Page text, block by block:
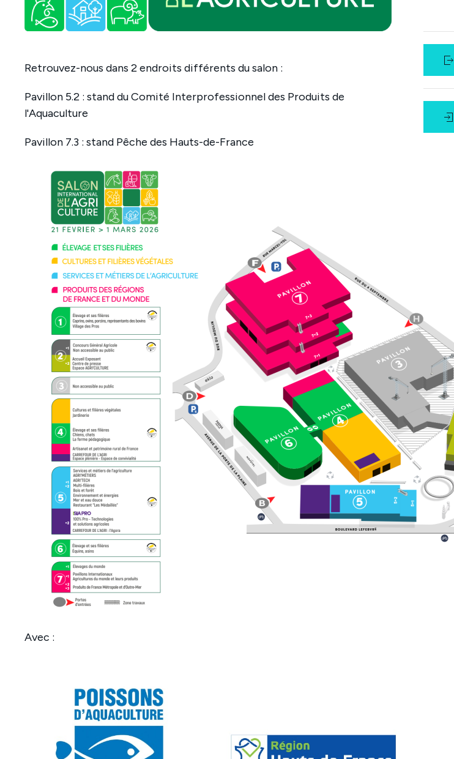
Retrouvez-nous dans 2 endroits différents du salon :
Pavillon 5.2 : stand du Comité Interprofessionnel des Produits de
l'Aquaculture
Pavillon 7.3 : stand Pêche des Hauts-de-France
Avec :